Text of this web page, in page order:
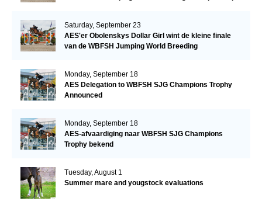
Saturday, September 23
AES'er Obolenskys Dollar Girl wint de kleine finale
van de WBFSH Jumping World Breeding
Monday, September 18
AES Delegation to WBFSH SJG Champions Trophy
Announced
Monday, September 18
AES-afvaardiging naar WBFSH SJG Champions
Trophy bekend
Tuesday, August 1
Summer mare and yougstock evaluations